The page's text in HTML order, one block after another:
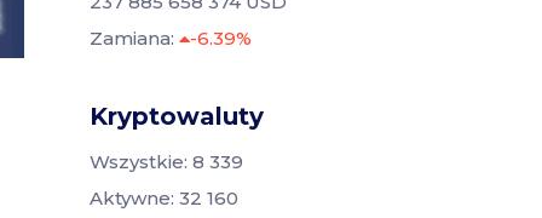
Zamiana:
-6.39%
Kryptowaluty
Wszystkie: 8 339
Aktywne: 32 160